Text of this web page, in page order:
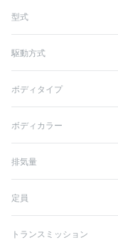
型式
駆動方式
ボディタイプ
ボディカラー
排気量
定員
トランスミッション